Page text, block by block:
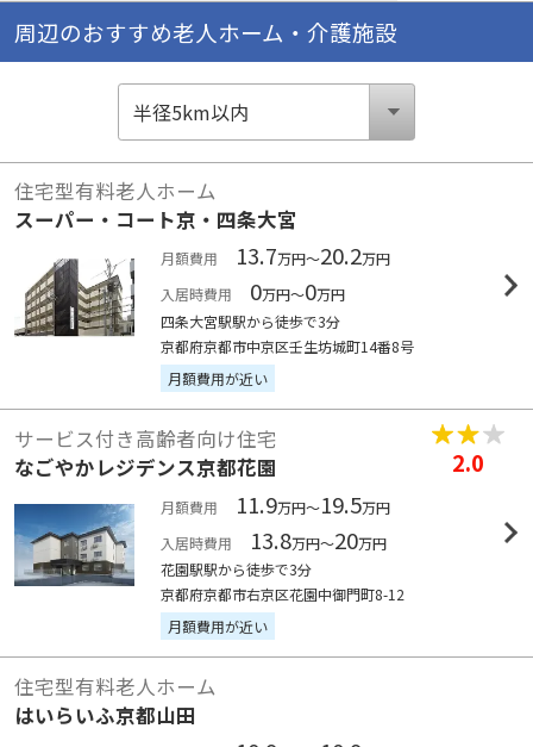
周辺のおすすめ老人ホーム・介護施設
住宅型有料老人ホーム
スーパー・コート京・四条大宮
月額費用 13.7万円～20.2万円
入居時費用
0万円～0万円
四条大宮駅駅から徒歩で3分
京都府京都市中京区壬生坊城町14番8号
月額費用が近い
サービス付き高齢者向け住宅
なごやかレジデンス京都花園
2.0
月額費用 11.9万円～19.5万円
入居時費用
13.8万円～20万円
花園駅駅から徒歩で3分
京都府京都市右京区花園中御門町8-12
月額費用が近い
住宅型有料老人ホーム
はいらいふ京都山田